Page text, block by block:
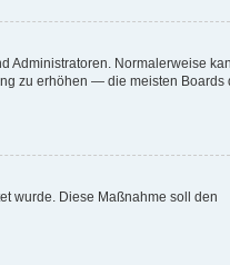
Administratoren. Normalerweise
zu erhöhen — die meisten Boards
wurde. Diese Maßnahme soll den